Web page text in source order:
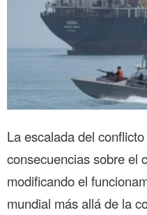
La escalada del
consecuencias sobre el
modificando el
mundial más allá de la